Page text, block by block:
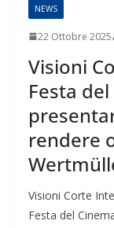
NEWS
22 Ottobre 2025
Visioni
Festa
rendere
Visioni Corte
Festa del